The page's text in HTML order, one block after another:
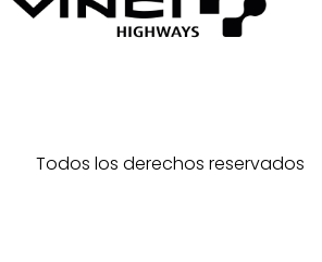
Todos los derechos reservados